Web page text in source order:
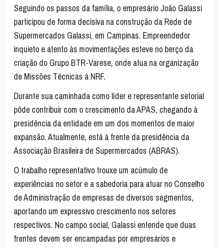
Seguindo os passos da família, o empresário João Galassi
participou de forma decisiva na construção da Rede de
Supermercados Galassi, em Campinas. Empreendedor
inquieto e atento às movimentações esteve no berço da
criação do Grupo BTR-Varese, onde atua na organização
de Missões Técnicas à NRF.
Durante sua caminhada como líder e representante setorial
pôde contribuir com o crescimento da APAS, chegando à
presidência da entidade em um dos momentos de maior
expansão. Atualmente, está à frente da presidência da
Associação Brasileira de Supermercados (ABRAS).
O trabalho representativo trouxe um acúmulo de
experiências no setor e a sabedoria para atuar no Conselho
de Administração de empresas de diversos segmentos,
aportando um expressivo crescimento nos setores
respectivos. No campo social, Galassi entende que duas
frentes devem ser encampadas por empresários e